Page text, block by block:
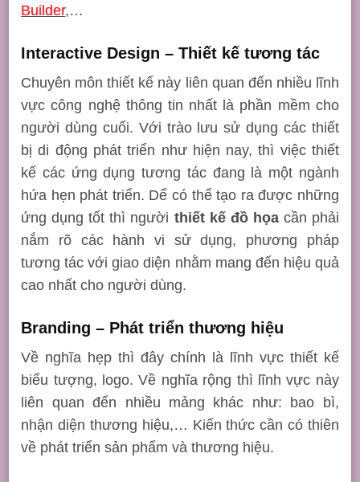
Builder,…
Interactive Design – Thiết kế tương tác
Chuyên môn thiết kế này liên quan đến nhiều lĩnh
vực công nghệ thông tin nhất là phần mềm cho
người dùng cuối. Với trào lưu sử dụng các thiết
bị di động phát triển như hiện nay, thì việc thiết
kế các ứng dụng tương tác đang là một ngành
hứa hẹn phát triển. Dể có thể tạo ra được những
ứng dụng tốt thì người thiết kế đồ họacần phải
nắm rõ các hành vi sử dụng, phương pháp
tương tác với giao diện nhằm mang đến hiệu quả
cao nhất cho người dùng.
Branding – Phát triển thương hiệu
Về nghĩa hẹp thì đây chính là lĩnh vực thiết kế
biểu tượng, logo. Về nghĩa rộng thì lĩnh vực này
liên quan đến nhiều mảng khác như: bao bì,
nhận diện thương hiệu,… Kiến thức cần có thiên
về phát triển sản phẩm và thương hiệu.